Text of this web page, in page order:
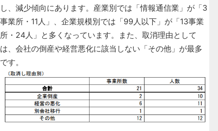
し、減少傾向にあります。産業別では「情報通信業」が「3
事業所・11人」、企業規模別では「99人以下」が「13事業
所・24人」と多くなっています。また、取消理由として
は、会社の倒産や経営悪化に該当しない「その他」が最多
です。